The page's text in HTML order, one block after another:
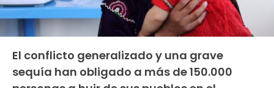
El conflicto generalizado y una grave
sequía han obligado a más de 150.000